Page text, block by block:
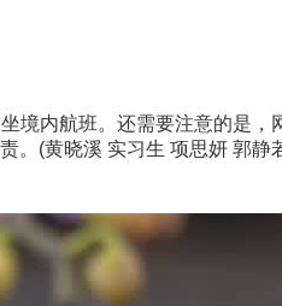
内航班。还需要注意的是，
。(黄晓溪 实习生 项思妍 郭静